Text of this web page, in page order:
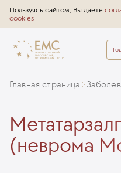
Пользуясь сайтом, Вы даете
cookies
Главная страница
(неврома